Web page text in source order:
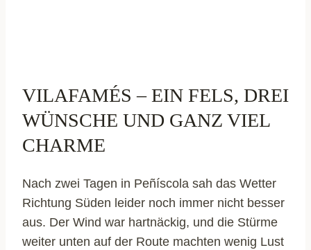
VILAFAMÉS – EIN FELS, DREI
WÜNSCHE UND GANZ VIEL
CHARME
Nach zwei Tagen in Peñíscola sah das Wetter
Richtung Süden leider noch immer nicht besser
aus. Der Wind war hartnäckig, und die Stürme
weiter unten auf der Route machten wenig Lust